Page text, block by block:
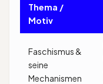
Thema /
Motiv
Faschismus &
seine
Mechanismen